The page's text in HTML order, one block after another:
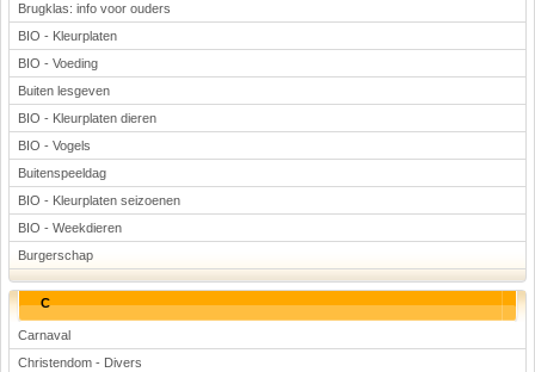
Brugklas: info voor ouders
BIO - Kleurplaten
BIO - Voeding
Buiten lesgeven
BIO - Kleurplaten dieren
BIO - Vogels
Buitenspeeldag
BIO - Kleurplaten seizoenen
BIO - Weekdieren
Burgerschap
C
Carnaval
Christendom - Divers